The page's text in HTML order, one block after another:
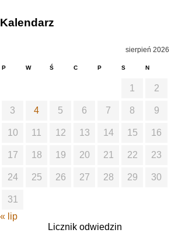
Kalendarz
sierpień 2026
P W Ś C P S N
1 2
3 4 5 6 7 8 9
10 11 12 13 14 15 16
17 18 19 20 21 22 23
24 25 26 27 28 29 30
31
« lip
Licznik odwiedzin